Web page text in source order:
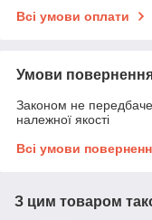
Всі умови оплати
Умови
Законом не
належної якості
Всі умови
З цим товаром